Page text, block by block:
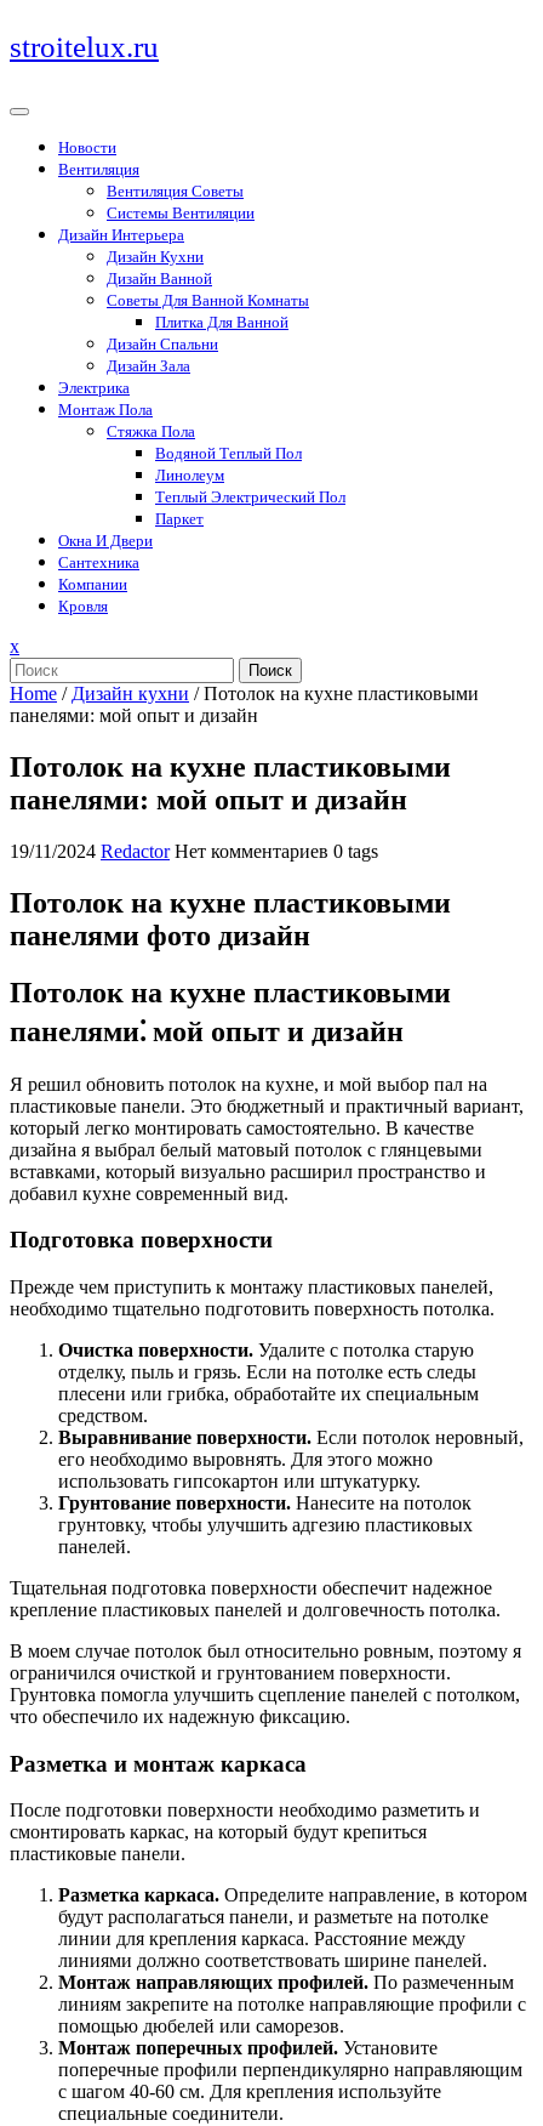
Перейти
к
stroitelux.ru
Новости
Вентиляция
Вентиляция Советы
Системы Вентиляции
Дизайн Интерьера
Дизайн Кухни
Дизайн Ванной
Советы Для Ванной Комнаты
Плитка Для Ванной
Дизайн Спальни
Дизайн Зала
Электрика
Монтаж Пола
Стяжка Пола
Водяной Теплый Пол
Линолеум
Теплый Электрический Пол
Паркет
Окна И Двери
Сантехника
Компании
Кровля
xЗакрыть
меню
Поиск
Home / Дизайн кухни /Потолок на кухне пластиковыми
панелями: мой опыт и дизайн
Потолок на кухне пластиковыми
панелями: мой опыт и дизайн
19/11/2024 Redactor Нет комментариев 0 tags
Потолок на кухне пластиковыми
панелями фото дизайн
Потолок на кухне пластиковыми
панелями⁚ мой опыт и дизайн
Я решил обновить потолок на кухне, и мой выбор пал на
пластиковые панели. Это бюджетный и практичный вариант,
который легко монтировать самостоятельно. В качестве
дизайна я выбрал белый матовый потолок с глянцевыми
вставками, который визуально расширил пространство и
добавил кухне современный вид.
Подготовка поверхности
Прежде чем приступить к монтажу пластиковых панелей,
необходимо тщательно подготовить поверхность потолка.
Очистка поверхности. Удалите с потолка старую
отделку, пыль и грязь. Если на потолке есть следы
плесени или грибка, обработайте их специальным
средством.
Выравнивание поверхности. Если потолок неровный,
его необходимо выровнять. Для этого можно
использовать гипсокартон или штукатурку.
Грунтование поверхности. Нанесите на потолок
грунтовку, чтобы улучшить адгезию пластиковых
панелей.
Тщательная подготовка поверхности обеспечит надежное
крепление пластиковых панелей и долговечность потолка.
В моем случае потолок был относительно ровным, поэтому я
ограничился очисткой и грунтованием поверхности.
Грунтовка помогла улучшить сцепление панелей с потолком,
что обеспечило их надежную фиксацию.
Разметка и монтаж каркаса
После подготовки поверхности необходимо разметить и
смонтировать каркас, на который будут крепиться
пластиковые панели.
Разметка каркаса. Определите направление, в котором
будут располагаться панели, и разметьте на потолке
линии для крепления каркаса. Расстояние между
линиями должно соответствовать ширине панелей.
Монтаж направляющих профилей. По размеченным
линиям закрепите на потолке направляющие профили с
помощью дюбелей или саморезов.
Монтаж поперечных профилей. Установите
поперечные профили перпендикулярно направляющим
с шагом 40-60 см. Для крепления используйте
специальные соединители.